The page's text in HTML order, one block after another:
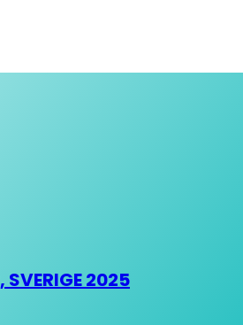
SVERIGE 2025